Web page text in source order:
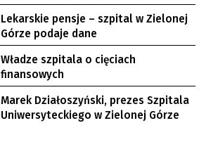
Seniora”
Lekarskie pensje – szpital w Zielonej
Górze podaje dane
Władze szpitala o cięciach
finansowych
Marek Działoszyński, prezes Szpitala
Uniwersyteckiego w Zielonej Górze